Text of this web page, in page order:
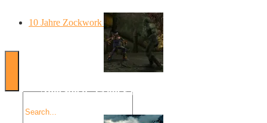
10 Jahre Zockwork Orange
Angespielt: Legacy of Kain: Soul Reaver